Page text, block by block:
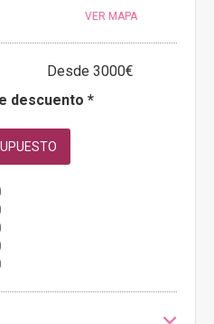
VER MAPA
Desde 3000€
descuento *